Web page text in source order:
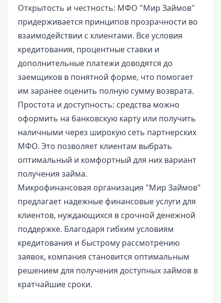
Открытость и честность: МФО "Мир Займов"
придерживается принципов прозрачности во
взаимодействии с клиентами. Все условия
кредитования, процентные ставки и
дополнительные платежи доводятся до
заемщиков в понятной форме, что помогает
им заранее оценить полную сумму возврата.
Простота и доступность: средства можно
оформить на банковскую карту или получить
наличными через широкую сеть партнерских
МФО. Это позволяет клиентам выбрать
оптимальный и комфортный для них вариант
получения займа.
Микрофинансовая организация "Мир Займов"
предлагает надежные финансовые услуги для
клиентов, нуждающихся в срочной денежной
поддержке. Благодаря гибким условиям
кредитования и быстрому рассмотрению
заявок, компания становится оптимальным
решением для получения доступных займов в
кратчайшие сроки.